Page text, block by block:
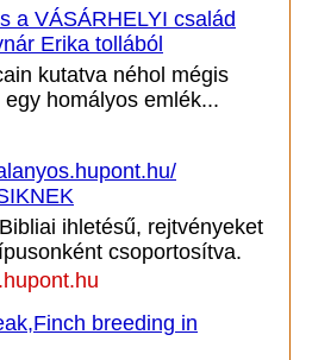
a VÁSÁRHELYI család
Erika tollából
kutatva néhol mégis
homályos emlék...
ihletésű, rejtvényeket
csoportosítva.
breeding in